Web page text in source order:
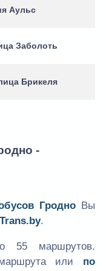
Аульс
Заболоть
Брикеля
-
ГродноВы
.
55 маршрутов.
или по